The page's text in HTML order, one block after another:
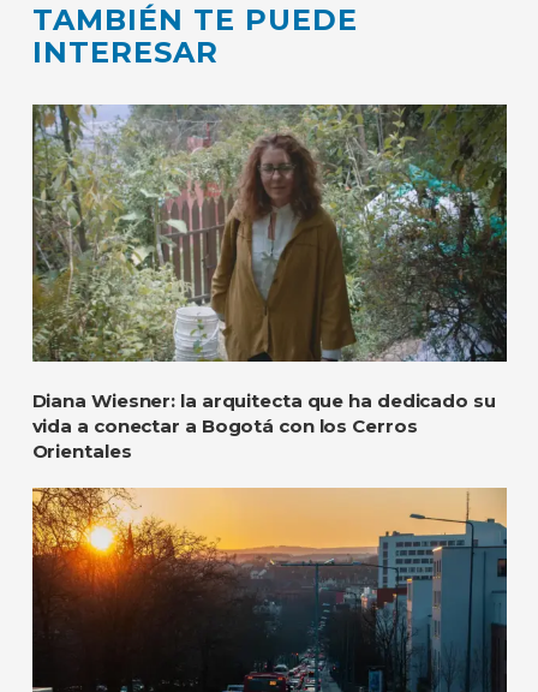
TAMBIÉN TE PUEDE
INTERESAR
Diana Wiesner: la arquitecta que ha dedicado su
vida a conectar a Bogotá con los Cerros
Orientales